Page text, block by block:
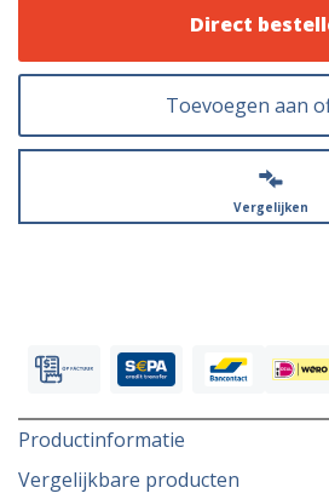
Direct
Toevoegen aan
Vergelijken
Productinformatie
Vergelijkbare producten